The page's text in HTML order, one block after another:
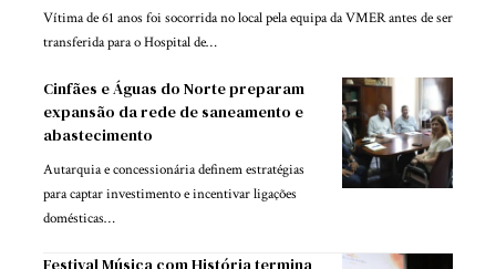
Vítima de 61 anos foi socorrida no local pela equipa da VMER antes de ser
transferida para o Hospital de…
Cinfães e Águas do Norte preparam
expansão da rede de saneamento e
abastecimento
Autarquia e concessionária definem estratégias
para captar investimento e incentivar ligações
domésticas…
Festival Música com História termina